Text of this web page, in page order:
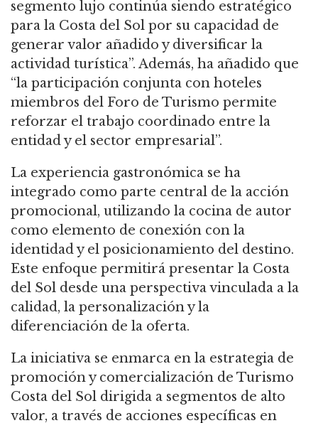
segmento lujo continúa siendo estratégico
para la Costa del Sol por su capacidad de
generar valor añadido y diversificar la
actividad turística”. Además, ha añadido que
“la participación conjunta con hoteles
miembros del Foro de Turismo permite
reforzar el trabajo coordinado entre la
entidad y el sector empresarial”.
La experiencia gastronómica se ha
integrado como parte central de la acción
promocional, utilizando la cocina de autor
como elemento de conexión con la
identidad y el posicionamiento del destino.
Este enfoque permitirá presentar la Costa
del Sol desde una perspectiva vinculada a la
calidad, la personalización y la
diferenciación de la oferta.
La iniciativa se enmarca en la estrategia de
promoción y comercialización de Turismo
Costa del Sol dirigida a segmentos de alto
valor, a través de acciones específicas en